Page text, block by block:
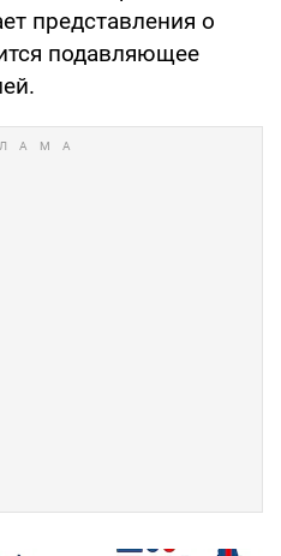
представления о
подавляющее